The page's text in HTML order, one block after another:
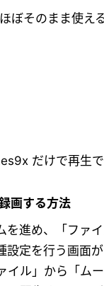
ぼそのまま使える
だけで再生
画する方法
進め、「ファ
設定を行う画面
ル」から「ム